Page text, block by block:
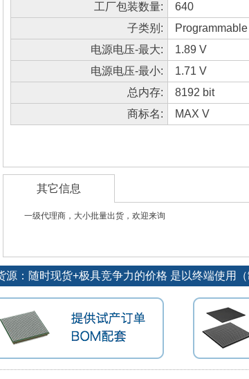
工厂包装数量:
640
子类别:
电源电压-最大:
1.89 V
电源电压-最小:
1.71 V
总内存:
8192 bit
商标名:
MAX V
其它信息
一级代理商，大小批量出货，欢迎来询
源：随时现货+极具竞争力的价格 是以终端使用